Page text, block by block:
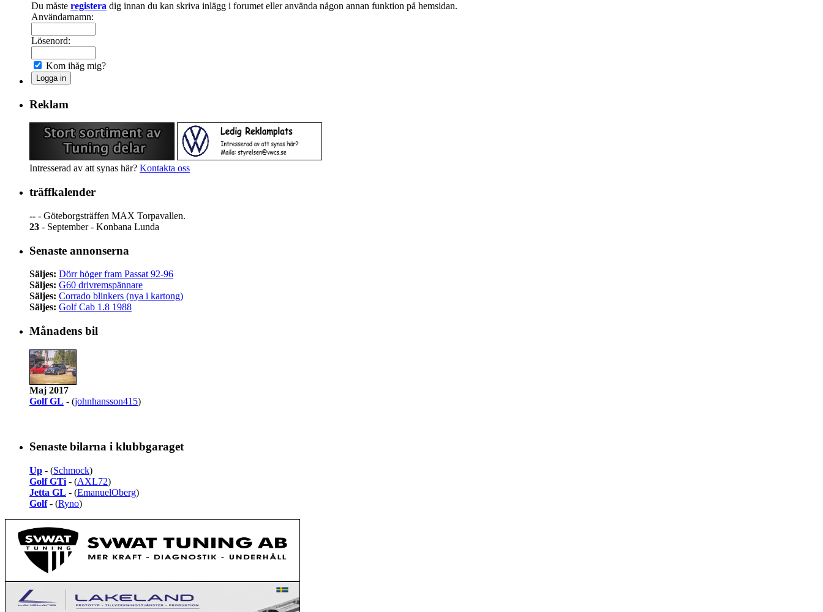
Du måste registera dig innan du kan skriva inlägg i forumet eller använda någon annan funktion på hemsidan.
Användarnamn:
Lösenord:
Kom ihåg mig?
Reklam
Intresserad av att synas här? Kontakta oss
träffkalender
-- - Göteborgsträffen MAX Torpavallen.
23 - September - Konbana Lunda
Senaste annonserna
Säljes: Dörr höger fram Passat 92-96
Säljes: G60 drivremspännare
Säljes: Corrado blinkers (nya i kartong)
Säljes: Golf Cab 1.8 1988
Månadens bil
Maj 2017
Golf GL - (johnhansson415)
Senaste bilarna i klubbgaraget
Up - (Schmock)
Golf GTi - (AXL72)
Jetta GL - (EmanuelOberg)
Golf- (Ryno)